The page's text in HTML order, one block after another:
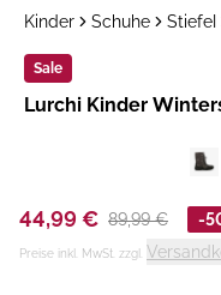
Kinder Schuhe Stiefel
Sale
Hersteller:
​Lurchi Kinder
44,99 € 89,99 € -
Preise inkl. MwSt. zzgl.